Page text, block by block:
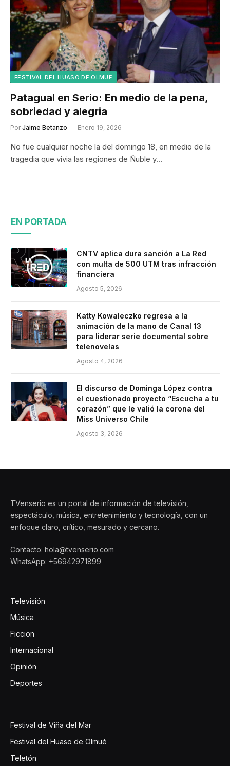
FESTIVAL DEL HUASO DE OLMUÉ
Patagual en Serio: En medio de la pena,
sobriedad y alegria
Por Jaime Betanzo Enero 19, 2026
No fue cualquier noche la del domingo 18, en medio de la
tragedia que vivia las regiones de Ñuble y…
EN PORTADA
CNTV aplica dura sanción a La Red
con multa de 500 UTM tras infracción
financiera
Agosto 5, 2026
Katty Kowaleczko regresa a la
animación de la mano de Canal 13
para liderar serie documental sobre
telenovelas
Agosto 4, 2026
El discurso de Dominga López contra
el cuestionado proyecto “Escucha a tu
corazón” que le valió la corona del
Miss Universo Chile
Agosto 3, 2026
TVenserio es un portal de información de televisión,
espectáculo, música, entretenimiento y tecnología, con un
enfoque claro, crítico, mesurado y cercano.
Contacto: hola@tvenserio.com
WhatsApp: +56942971899
Televisión
Música
Ficcion
Internacional
Opinión
Deportes
Festival de Viña del Mar
Festival del Huaso de Olmué
Teletón